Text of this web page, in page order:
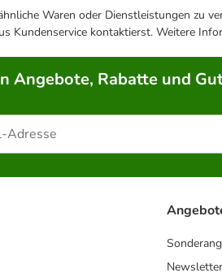
Waren oder Dienstleistungen zu
Kundenservice kontaktierst. Weitere
Angebote, Rabatte und
Newsletter